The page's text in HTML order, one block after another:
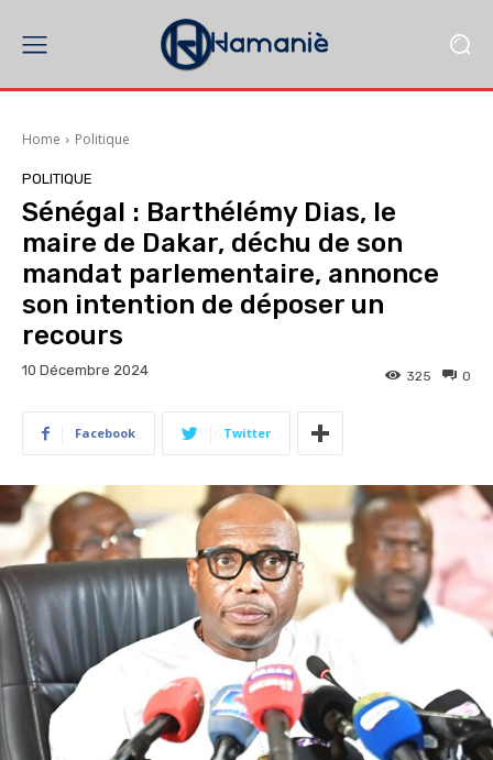
Home Politique
POLITIQUE
Sénégal : Barthélémy Dias, le
maire de Dakar, déchu de son
mandat parlementaire, annonce
son intention de déposer un
recours
10 Décembre 2024 0
325
Facebook Twitter